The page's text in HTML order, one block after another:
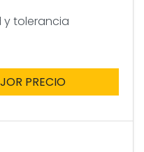
y tolerancia
PRECIO